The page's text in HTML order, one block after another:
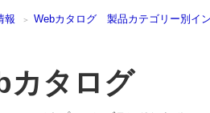
報 Webカタログ 製品カテゴリー別イ
カタログ